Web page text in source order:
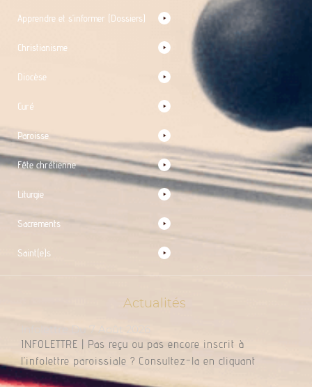
Apprendre et s’informer (Dossiers)
Christianisme
Diocèse
Curé
Paroisse
Fête chrétienne
Liturgie
Sacrements
Saint(e)s
Actualités
Infolettre Du 7 Août 2026
INFOLETTRE | Pas reçu ou pas encore inscrit à
l’infolettre paroissiale ? Consultez-la en cliquant